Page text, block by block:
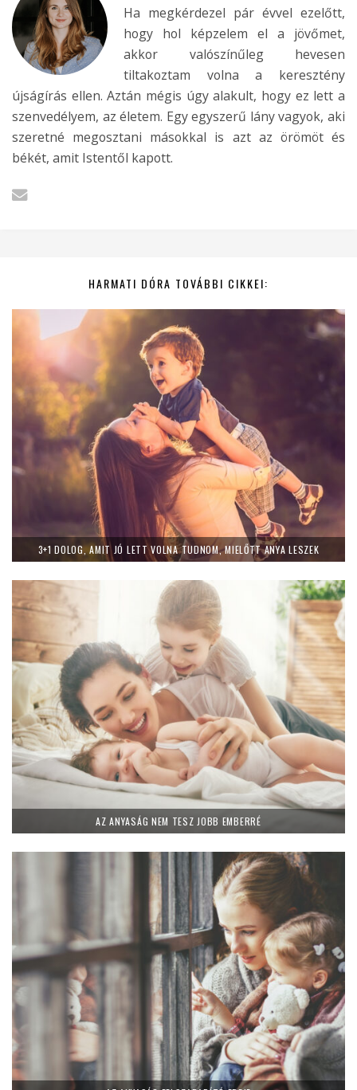
Ha megkérdezel pár évvel ezelőtt,
hogy hol képzelem el a jövőmet,
akkor valószínűleg hevesen
tiltakoztam volna a keresztény
újságírás ellen. Aztán mégis úgy alakult, hogy ez lett a
szenvedélyem, az életem. Egy egyszerű lány vagyok, aki
szeretné megosztani másokkal is azt az örömöt és
békét, amit Istentől kapott.
HARMATI DÓRA TOVÁBBI CIKKEI:
3+1 DOLOG, AMIT JÓ LETT VOLNA TUDNOM, MIELŐTT ANYA LESZEK
AZ ANYASÁG NEM TESZ JOBB EMBERRÉ